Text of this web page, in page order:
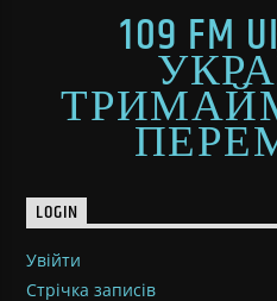
109 FM
LOGIN
Увійти
Стрічка записів